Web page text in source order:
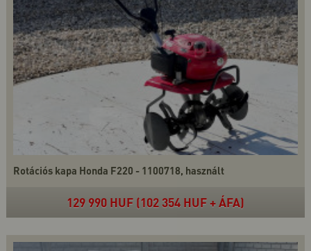
Rotációs kapa Honda F220 - 1100718, használt
129 990 HUF (102 354 HUF + ÁFA)